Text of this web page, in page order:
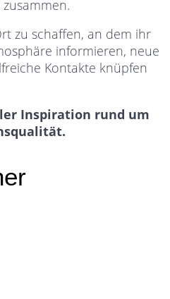
zusammen.
zu schaffen, an dem ihr
informieren, neue
Kontakte knüpfen
Inspiration rund um